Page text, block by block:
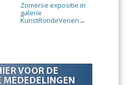
Zomerse expositie in
galerie
KunstRondeVenen →